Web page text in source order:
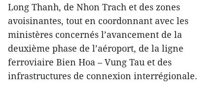
Long Thanh, de Nhon Trach et des zones
avoisinantes, tout en coordonnant avec les
ministères concernés l’avancement de la
deuxième phase de l’aéroport, de la ligne
ferroviaire Bien Hoa – Vung Tau et des
infrastructures de connexion interrégionale.